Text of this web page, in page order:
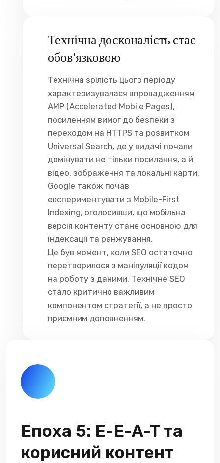
Технічна досконалість стає
обов'язковою
Технічна зрілість цього періоду
характеризувалася впровадженням
AMP (Accelerated Mobile Pages),
посиленням вимог до безпеки з
переходом на HTTPS та розвитком
Universal Search, де у видачі почали
домінувати не тільки посилання, а й
відео, зображення та локальні карти.
Google також почав
експериментувати з Mobile-First
Indexing, оголосивши, що мобільна
версія контенту стане основною для
індексації та ранжування.
Це був момент, коли SEO остаточно
перетворилося з маніпуляції кодом
на роботу з даними. Технічне SEO
стало критично важливим
компонентом стратегії, а не просто
приємним доповненням.
Епоха 5: E-E-A-T та
корисний контент